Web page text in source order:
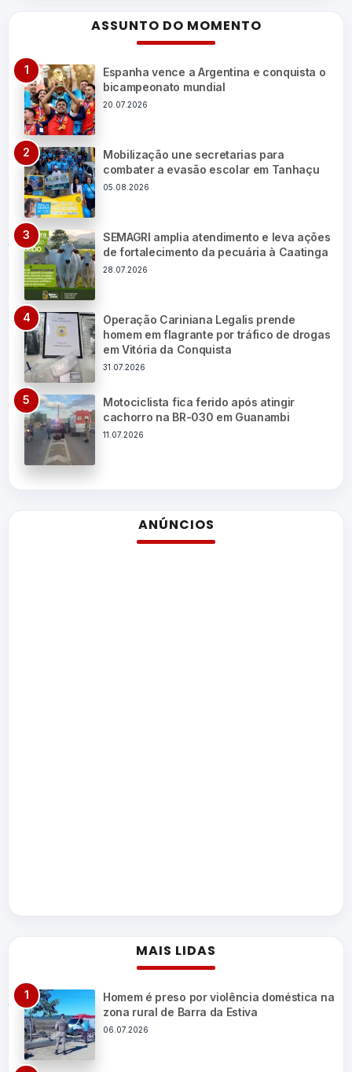
ASSUNTO DO MOMENTO
Espanha vence a Argentina e conquista o
bicampeonato mundial
20.07.2026
Mobilização une secretarias para
combater a evasão escolar em Tanhaçu
05.08.2026
SEMAGRI amplia atendimento e leva ações
de fortalecimento da pecuária à Caatinga
28.07.2026
Operação Cariniana Legalis prende
homem em flagrante por tráfico de drogas
em Vitória da Conquista
31.07.2026
Motociclista fica ferido após atingir
cachorro na BR-030 em Guanambi
11.07.2026
ANÚNCIOS
MAIS LIDAS
Homem é preso por violência doméstica na
zona rural de Barra da Estiva
06.07.2026